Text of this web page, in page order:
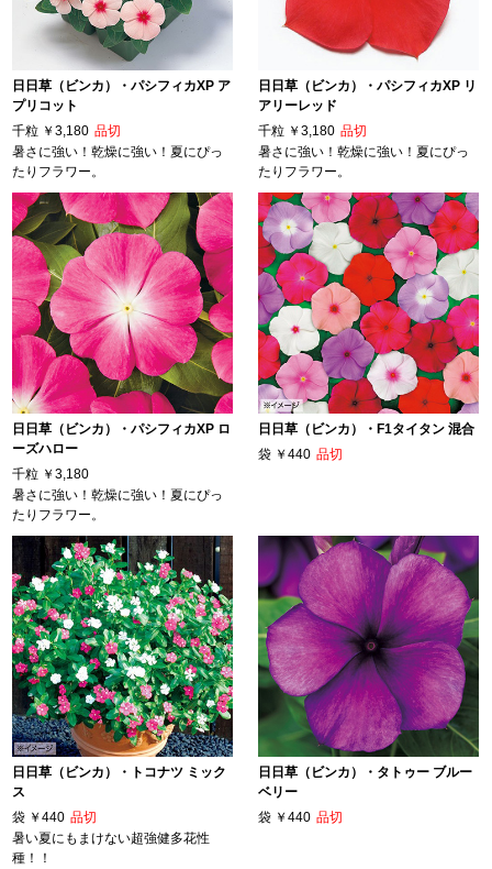
日日草（ビンカ）・パシフィカXP ア
プリコット
千粒 ￥3,180 品切
暑さに強い！乾燥に強い！夏にぴっ
たりフラワー。
日日草（ビンカ）・パシフィカXP リ
アリーレッド
千粒 ￥3,180 品切
暑さに強い！乾燥に強い！夏にぴっ
たりフラワー。
日日草（ビンカ）・パシフィカXP ロ
ーズハロー
千粒 ￥3,180
暑さに強い！乾燥に強い！夏にぴっ
たりフラワー。
日日草（ビンカ）・F1タイタン 混合
袋 ￥440 品切
日日草（ビンカ）・トコナツ ミック
ス
袋 ￥440 品切
暑い夏にもまけない超強健多花性
種！！
日日草（ビンカ）・タトゥー ブルー
ベリー
袋 ￥440 品切